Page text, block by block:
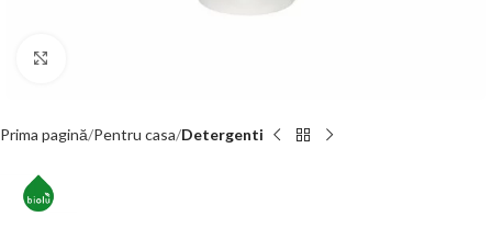
Prima pagină Pentru casa Detergenti